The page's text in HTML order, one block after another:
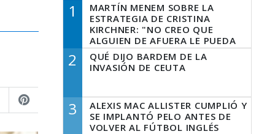
1
MARTÍN MENEM SOBRE LA
ESTRATEGIA DE CRISTINA
KIRCHNER: "NO CREO QUE
ALGUIEN DE AFUERA LE PUEDA
DECIR A LA JUSTICIA LO QUE
TIENE QUE HACER"
2
QUÉ DIJO BARDEM DE LA
INVASIÓN DE CEUTA
3
ALEXIS MAC ALLISTER CUMPLIÓ Y
SE IMPLANTÓ PELO ANTES DE
VOLVER AL FÚTBOL INGLÉS